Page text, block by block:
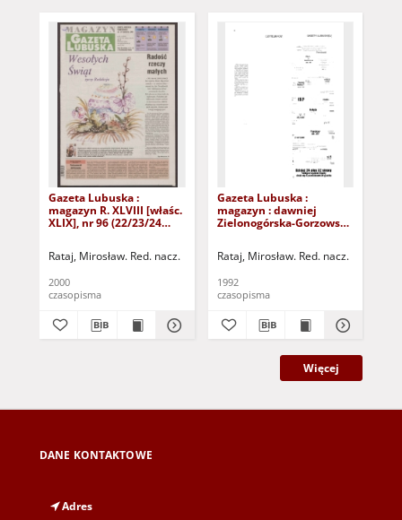
Gazeta Lubuska :
magazyn R. XLVIII [właśc.
XLIX], nr 96 (22/23/24
Rataj, Mirosław. Red. nacz.
2000
czasopisma
Gazeta Lubuska :
magazyn : dawniej
Zielonogórska-Gorzowska
1992). - Wyd. 1
Rataj, Mirosław. Red. nacz.
1992
czasopisma
Więcej
DANE KONTAKTOWE
Adres